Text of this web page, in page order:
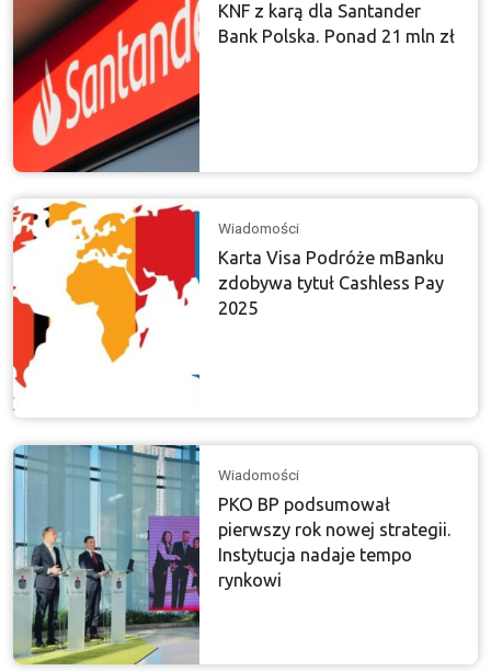
KNF z karą dla Santander
Bank Polska. Ponad 21 mln zł
Wiadomości
Karta Visa Podróże mBanku
zdobywa tytuł Cashless Pay
2025
Wiadomości
PKO BP podsumował
pierwszy rok nowej strategii.
Instytucja nadaje tempo
rynkowi